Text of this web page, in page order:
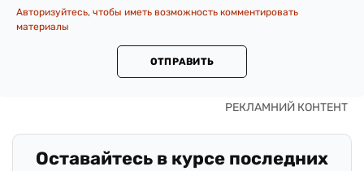
Авторизуйтесь, чтобы иметь возможность комментировать
материалы
ОТПРАВИТЬ
Оставайтесь в курсе последних